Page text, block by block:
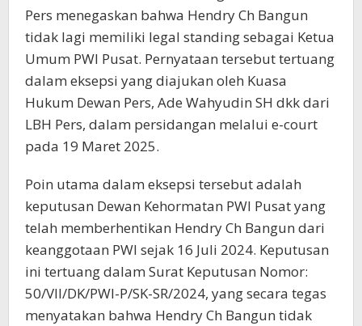
Pers menegaskan bahwa Hendry Ch Bangun
tidak lagi memiliki legal standing sebagai Ketua
Umum PWI Pusat. Pernyataan tersebut tertuang
dalam eksepsi yang diajukan oleh Kuasa
Hukum Dewan Pers, Ade Wahyudin SH dkk dari
LBH Pers, dalam persidangan melalui e-court
pada 19 Maret 2025.
Poin utama dalam eksepsi tersebut adalah
keputusan Dewan Kehormatan PWI Pusat yang
telah memberhentikan Hendry Ch Bangun dari
keanggotaan PWI sejak 16 Juli 2024. Keputusan
ini tertuang dalam Surat Keputusan Nomor:
50/VII/DK/PWI-P/SK-SR/2024, yang secara tegas
menyatakan bahwa Hendry Ch Bangun tidak